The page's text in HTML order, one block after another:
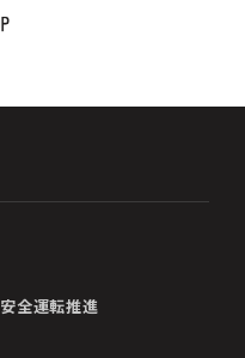
安全運転推進